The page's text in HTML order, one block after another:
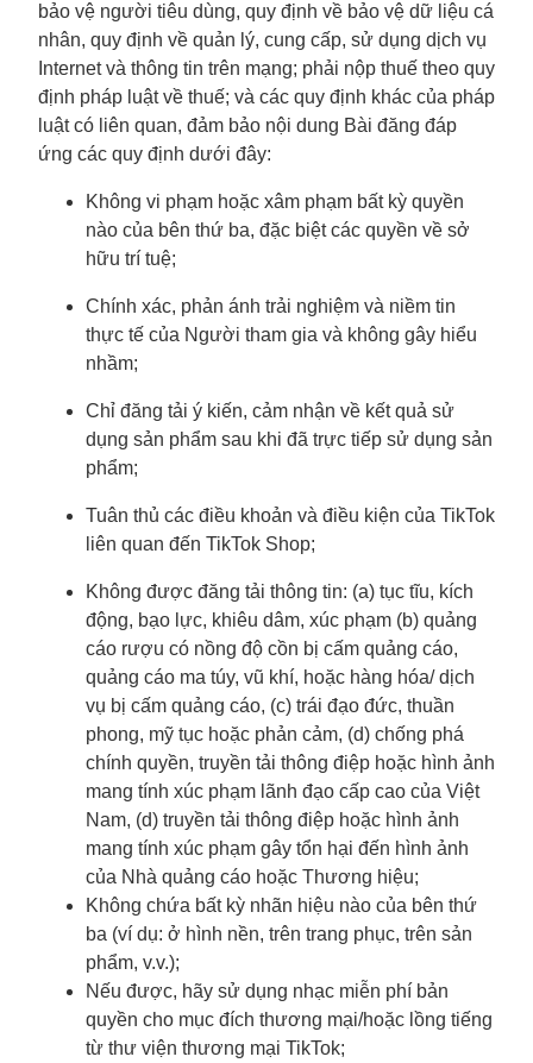
bảo vệ người tiêu dùng, quy định về bảo vệ dữ liệu cá
nhân, quy định về quản lý, cung cấp, sử dụng dịch vụ
Internet và thông tin trên mạng; phải nộp thuế theo quy
định pháp luật về thuế; và các quy định khác của pháp
luật có liên quan, đảm bảo nội dung Bài đăng đáp
ứng các quy định dưới đây:
Không vi phạm hoặc xâm phạm bất kỳ quyền
nào của bên thứ ba, đặc biệt các quyền về sở
hữu trí tuệ;
Chính xác, phản ánh trải nghiệm và niềm tin
thực tế của Người tham gia và không gây hiểu
nhầm;
Chỉ đăng tải ý kiến, cảm nhận về kết quả sử
dụng sản phẩm sau khi đã trực tiếp sử dụng sản
phẩm;
Tuân thủ các điều khoản và điều kiện của TikTok
liên quan đến TikTok Shop;
Không được đăng tải thông tin: (a) tục tĩu, kích
động, bạo lực, khiêu dâm, xúc phạm (b) quảng
cáo rượu có nồng độ cồn bị cấm quảng cáo,
quảng cáo ma túy, vũ khí, hoặc hàng hóa/ dịch
vụ bị cấm quảng cáo, (c) trái đạo đức, thuần
phong, mỹ tục hoặc phản cảm, (d) chống phá
chính quyền, truyền tải thông điệp hoặc hình ảnh
mang tính xúc phạm lãnh đạo cấp cao của Việt
Nam, (d) truyền tải thông điệp hoặc hình ảnh
mang tính xúc phạm gây tổn hại đến hình ảnh
của Nhà quảng cáo hoặc Thương hiệu;
Không chứa bất kỳ nhãn hiệu nào của bên thứ
ba (ví dụ: ở hình nền, trên trang phục, trên sản
phẩm, v.v.);
Nếu được, hãy sử dụng nhạc miễn phí bản
quyền cho mục đích thương mại/hoặc lồng tiếng
từ thư viện thương mại TikTok;